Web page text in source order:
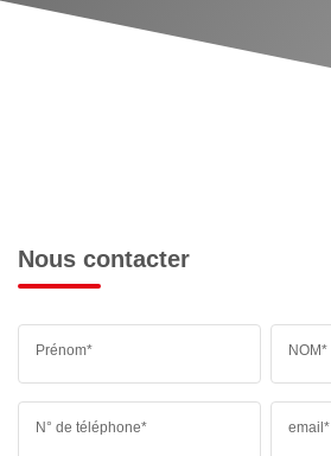
Nous contacter
Prénom* NOM*
N° de téléphone* email*